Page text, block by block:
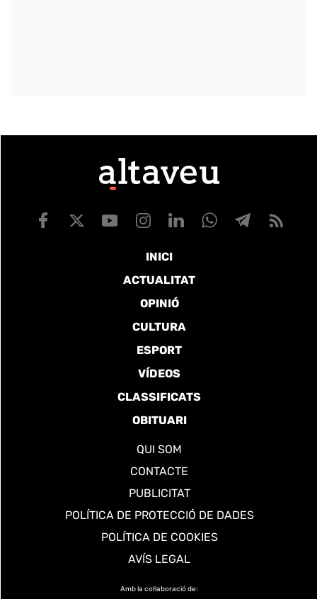
INICI
ACTUALITAT
OPINIÓ
CULTURA
ESPORT
VÍDEOS
CLASSIFICATS
OBITUARI
QUI SOM
CONTACTE
PUBLICITAT
POLÍTICA DE PROTECCIÓ DE DADES
POLÍTICA DE COOKIES
AVÍS LEGAL
Amb la col·laboració de: